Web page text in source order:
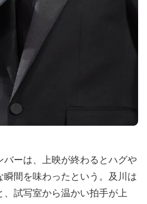
バーは、上映が終わるとハグや
間を味わったという。及川は
、試写室から温かい拍手が上